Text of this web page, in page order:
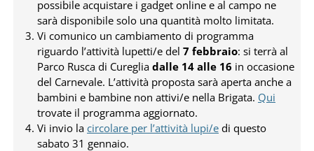
possibile acquistare i gadget online e al campo ne
sarà disponibile solo una quantità molto limitata.
Vi comunico un cambiamento di programma
riguardo l’attività lupetti/e del 7 febbraio: si terrà al
Parco Rusca di Cureglia dalle 14 alle 16 in occasione
del Carnevale. L’attività proposta sarà aperta anche a
bambini e bambine non attivi/e nella Brigata. Qui
trovate il programma aggiornato.
Vi invio la circolare per l’attività lupi/e di questo
sabato 31 gennaio.